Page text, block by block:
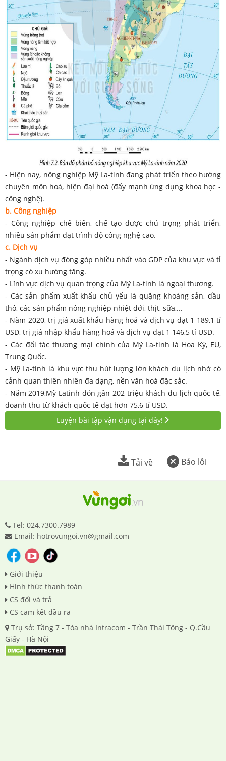
- Hiện nay, nông nghiệp Mỹ La-tinh đang phát triển theo hướng
chuyên môn hoá, hiện đại hoá (đẩy mạnh ứng dụng khoa học -
công nghệ).
b. Công nghiệp
- Công nghiệp chế biến, chế tạo được chú trọng phát triển,
nhiều sản phẩm đạt trình độ công nghệ cao.
c. Dịch vụ
- Ngành dịch vụ đóng góp nhiều nhất vào GDP của khu vực và tỉ
trọng có xu hướng tăng.
- Lĩnh vực dịch vụ quan trọng của Mỹ La-tinh là ngoại thương.
- Các sản phẩm xuất khẩu chủ yếu là quặng khoáng sản, dầu
thô, các sản phẩm nông nghiệp nhiệt đới, thịt, sữa,...
- Năm 2020, trị giá xuất khẩu hàng hoá và dịch vụ đạt 1 189,1 tỉ
USD, trị giá nhập khẩu hàng hoá và dịch vụ đạt 1 146,5 tỉ USD.
- Các đối tác thương mại chính của Mỹ La-tinh là Hoa Kỳ, EU,
Trung Quốc.
- Mỹ La-tinh là khu vực thu hút lượng lớn khách du lịch nhờ có
cảnh quan thiên nhiên đa dạng, nền văn hoá đặc sắc.
- Năm 2019,Mỹ Latinh đón gần 202 triệu khách du lịch quốc tế,
doanh thu từ khách quốc tế đạt hơn 75,6 tỉ USD.
Luyện bài tập vận dụng tại đây!
Báo lỗi
Tải về
Tel: 024.7300.7989
Email: hotrovungoi.vn@gmail.com
Giới thiệu
Hình thức thanh toán
CS đổi và trả
CS cam kết đầu ra
Trụ sở: Tầng 7 - Tòa nhà Intracom - Trần Thái Tông - Q.Cầu
Giấy - Hà Nội